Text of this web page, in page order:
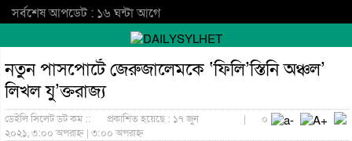
সর্বশেষ আপডেট : ১৬ ঘন্টা আগে
নতুন পাসপোর্টে জেরুজালেমকে ‘ফিলি’স্তিনি অঞ্চল’
লিখল যু’ক্তরাজ্য
ডেইলি সিলেট ডট কম ::
প্রকাশিত হয়েছে : ১৭ জুন
২০২১, ৩:০০ অপরাহ্ন | ৩:০০ অপরাহ্ন
| ০